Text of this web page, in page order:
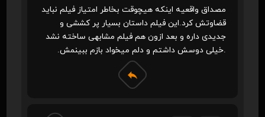
مصداق واقعیه اینکه هیچوقت بخاطر امتیاز فیلم نباید
قضاوتش کرد.این فیلم داستان بسیار پر کششی و
جدیدی داره و بعد ازون هم فیلم مشابهی ساخته نشد
.خیلی دوسش داشتم و دلم میخواد بازم ببینمش.